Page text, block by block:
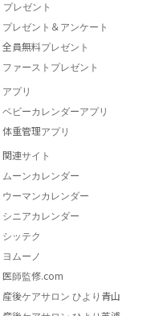
プレゼント
プレゼント＆アンケート
全員無料プレゼント
ファーストプレゼント
アプリ
ベビーカレンダーアプリ
体重管理アプリ
関連サイト
ムーンカレンダー
ウーマンカレンダー
シニアカレンダー
シッテク
ヨムーノ
医師監修.com
産後ケアサロン ひより青山